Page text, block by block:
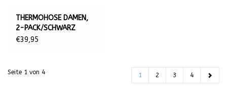
THERMOHOSE DAMEN,
2-PACK/SCHWARZ
€39,95
Seite 1 von 4 1 2 3 4